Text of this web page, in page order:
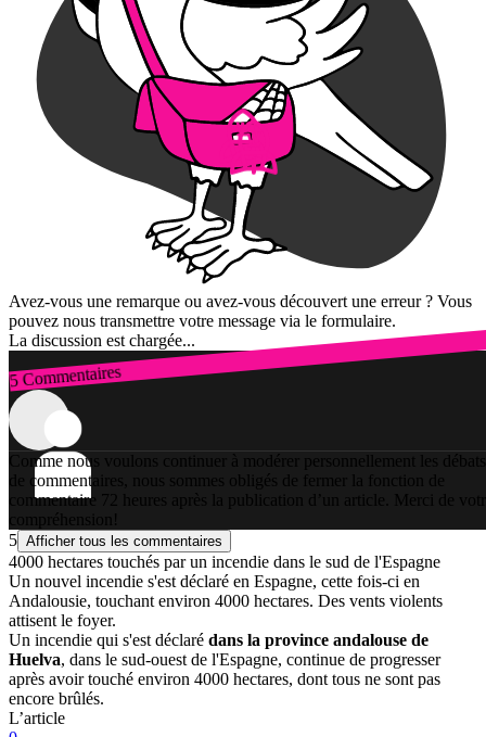
Avez-vous une remarque ou avez-vous découvert une erreur ? Vous
pouvez nous transmettre votre message via le formulaire.
La discussion est chargée...
5 Commentaires
Connexion
Comme nous voulons continuer à modérer personnellement les débats
de commentaires, nous sommes obligés de fermer la fonction de
commentaire 72 heures après la publication d’un article. Merci de
compréhension!
5 Afficher tous les commentaires
4000 hectares touchés par un incendie dans le sud de l'Espagne
Un nouvel incendie s'est déclaré en Espagne, cette fois-ci en
Andalousie, touchant environ 4000 hectares. Des vents violents
attisent le foyer.
Un incendie qui s'est déclaré dans la province andalouse de
Huelva, dans le sud-ouest de l'Espagne, continue de progresser
après avoir touché environ 4000 hectares, dont tous ne sont pas
encore brûlés.
L’article